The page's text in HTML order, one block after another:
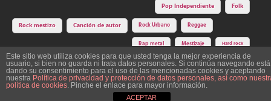
Pop Independiente Folk
Rock mestizo Canción de autor Rock Urbano Reggae
Rap metal Mestizaje Hard rock
Construcción y diseño: La Factoría del Ritmo Art Studio. Edita: Asociación
Cultural Y Dale Ritmo!
Este sitio web utiliza cookies para que usted tenga la mejor experiencia de
usuario, si bien no guarda ni trata datos personales. Si continúa navegando está
dando su consentimiento para el uso de las mencionadas cookies y aceptando
nuestra Política de privacidad y protección de datos personales, así como
política de cookies. Pinche el enlace para mayor información.
ACEPTAR